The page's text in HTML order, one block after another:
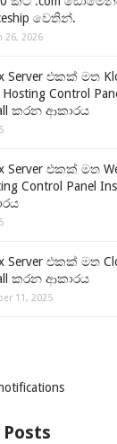
වෙතින්.
26, 2026
Server එකක් මත
Hosting Control
කරන ආකාරය
Server එකක් මත
Control Panel
Server එකක් මත
කරන ආකාරය
11, 2025